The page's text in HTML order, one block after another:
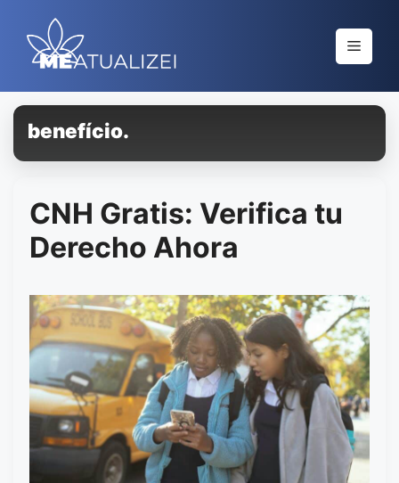
contenido
Menú
benefício.
CNH Gratis: Verifica tu
Derecho Ahora